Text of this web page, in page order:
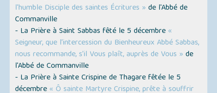
l'humble Disciple des saintes Écritures » de l'Abbé de
Commanville
- La Prière à Saint Sabbas fêté le 5 décembre «
Seigneur, que l’intercession du Bienheureux Abbé Sabbas,
nous recommande, s’il Vous plaît, auprès de Vous » de
l'Abbé de Commanville
- La Prière à Sainte Crispine de Thagare fêtée le 5
décembre « Ô sainte Martyre Crispine, prête à souffrir